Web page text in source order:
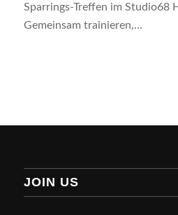
Sparrings-Treffen im Studio68
Gemeinsam trainieren,…
JOIN US